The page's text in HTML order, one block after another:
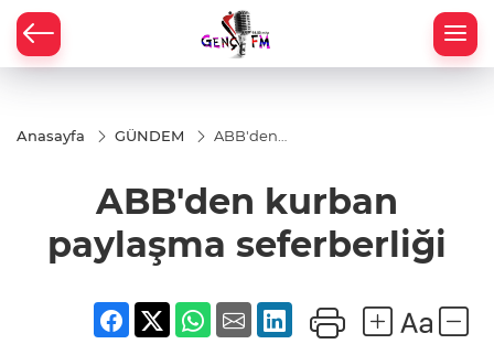
Anasayfa GÜNDEM
ABB'den
seferberliği
ABB'den kurban
paylaşma seferberliği